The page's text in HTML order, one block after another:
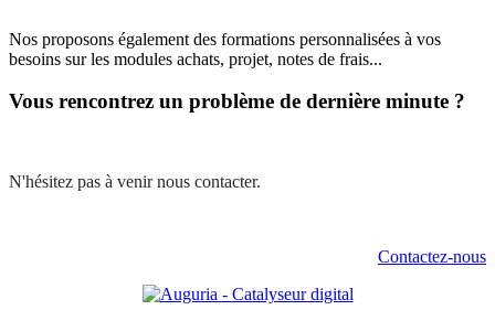
Nos proposons également des formations personnalisées à vos
besoins sur les modules achats, projet, notes de frais...
Vous rencontrez un problème de dernière minute ?
N'hésitez pas à venir nous contacter.
Contactez-nous